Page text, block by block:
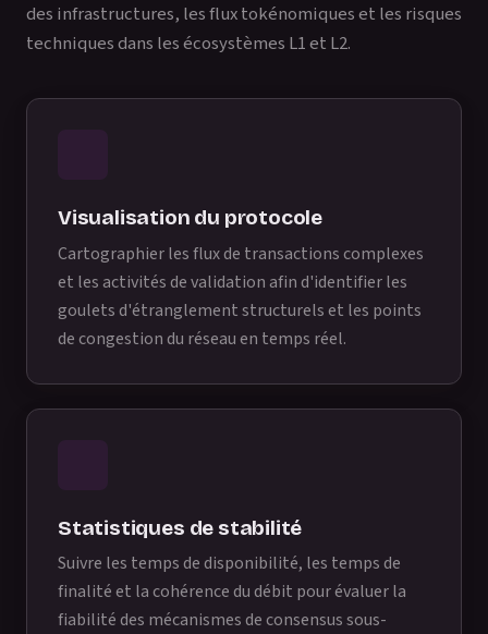
des infrastructures, les flux tokénomiques et les risques
techniques dans les écosystèmes L1 et L2.
Visualisation du protocole
Cartographier les flux de transactions complexes
et les activités de validation afin d'identifier les
goulets d'étranglement structurels et les points
de congestion du réseau en temps réel.
Statistiques de stabilité
Suivre les temps de disponibilité, les temps de
finalité et la cohérence du débit pour évaluer la
fiabilité des mécanismes de consensus sous-